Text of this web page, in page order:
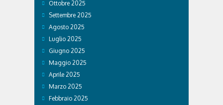
Ottobre 2025
Settembre 2025
Agosto 2025
Luglio 2025
Giugno 2025
Maggio 2025
Aprile 2025
Marzo 2025
Febbraio 2025